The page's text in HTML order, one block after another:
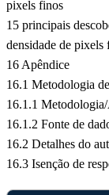
pixels finos
15 principais
densidade de pixels
16 Apêndice
16.1 Metodologia
16.1.1
16.1.2 Fonte de
16.2 Detalhes do
16.3 Isenção de